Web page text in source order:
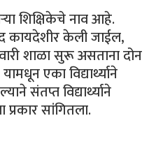
शिक्षिकेचे नाव आहे.
कायदेशीर केली जाईल,
शाळा सुरू असताना दोन
एका विद्यार्थ्याने
संतप्त विद्यार्थ्याने
प्रकार सांगितला.